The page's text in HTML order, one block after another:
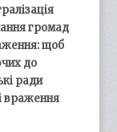
громад
щоб
до
ради
враження